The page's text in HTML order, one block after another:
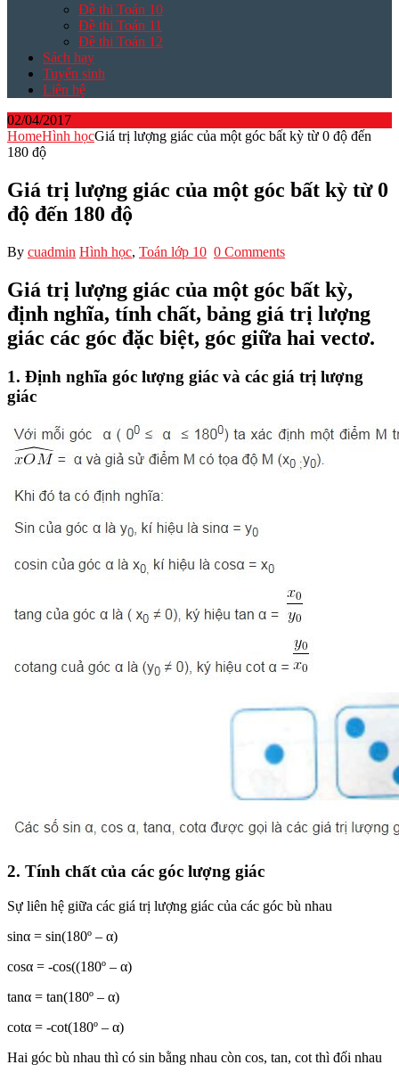
Đề thi Toán 10
Đề thi Toán 11
Đề thi Toán 12
Sách hay
Tuyển sinh
Liên hệ
02/04/2017
HomeHình họcGiá trị lượng giác của một góc bất kỳ từ 0 độ đến
180 độ
Giá trị lượng giác của một góc bất kỳ từ 0
độ đến 180 độ
By cuadmin Hình học, Toán lớp 10 0 Comments
Giá trị lượng giác của một góc bất kỳ,
định nghĩa, tính chất, bảng giá trị lượng
giác các góc đặc biệt, góc giữa hai vectơ.
1. Định nghĩa góc lượng giác và các giá trị lượng
giác
2. Tính chất của các góc lượng giác
Sự liên hệ giữa các giá trị lượng giác của các góc bù nhau
sinα = sin(180º – α)
cosα = -cos((180º – α)
tanα = tan(180º – α)
cotα = -cot(180º – α)
Hai góc bù nhau thì có sin bằng nhau còn cos, tan, cot thì đối nhau